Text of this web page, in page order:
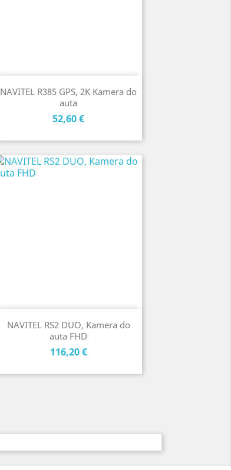
NAVITEL R385 GPS, 2K Kamera do
auta
Cena
52,60 €
NAVITEL RS2 DUO, Kamera do
auta FHD
Cena
116,20 €